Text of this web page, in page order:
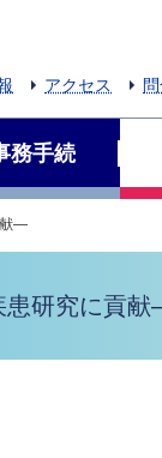
アクセス
務手続
献―
患研究に貢